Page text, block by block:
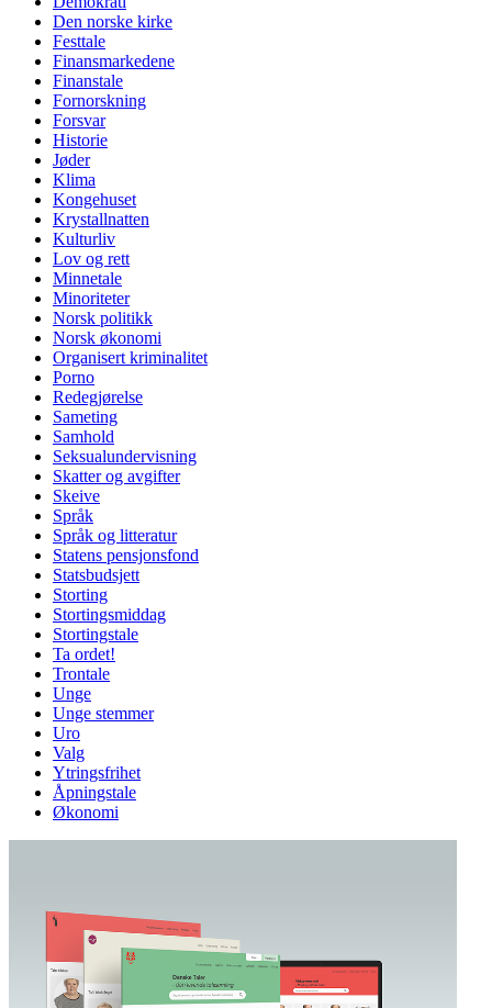
Den norske kirke
Festtale
Finansmarkedene
Finanstale
Fornorskning
Forsvar
Historie
Jøder
Klima
Kongehuset
Krystallnatten
Kulturliv
Lov og rett
Minnetale
Minoriteter
Norsk politikk
Norsk økonomi
Organisert kriminalitet
Porno
Redegjørelse
Sameting
Samhold
Seksualundervisning
Skatter og avgifter
Skeive
Språk
Språk og litteratur
Statens pensjonsfond
Statsbudsjett
Storting
Stortingsmiddag
Stortingstale
Ta ordet!
Trontale
Unge
Unge stemmer
Uro
Valg
Ytringsfrihet
Åpningstale
Økonomi